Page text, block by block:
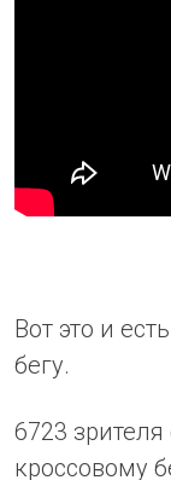
Вот это и
бегу.
6723
кроссовому